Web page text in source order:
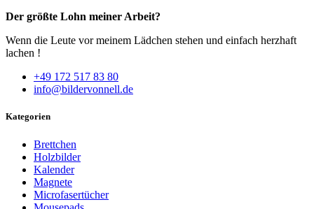
Der größte Lohn meiner Arbeit?
Wenn die Leute vor meinem Lädchen stehen und einfach herzhaft
lachen !
+49 172 517 83 80
info@bildervonnell.de
Kategorien
Brettchen
Holzbilder
Kalender
Magnete
Microfasertücher